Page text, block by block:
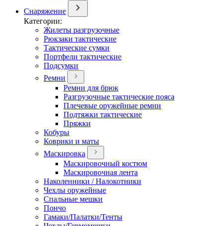
Снаряжение
Категории:
Жилеты разгрузочные
Рюкзаки тактические
Тактические сумки
Портфели тактические
Подсумки
Ремни
Ремни для брюк
Разгрузочные тактические пояса
Плечевые оружейные ремни
Подтяжки тактические
Пряжки
Кобуры
Коврики и маты
Маскировка
Маскировочный костюм
Маскировочная лента
Наколенники / Налокотники
Чехлы оружейные
Спальные мешки
Пончо
Гамаки/Палатки/Тенты